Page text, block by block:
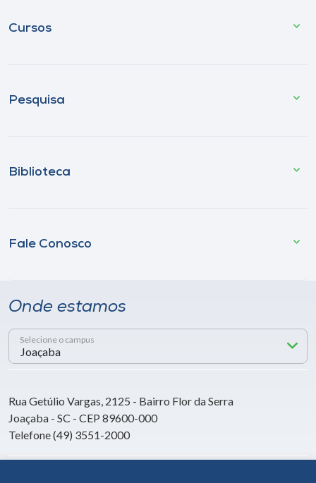
Cursos
Pesquisa
Biblioteca
Fale Conosco
Onde estamos
Selecione o campus
Rua Getúlio Vargas, 2125 - Bairro Flor da Serra
Joaçaba - SC - CEP 89600-000
Telefone (49) 3551-2000